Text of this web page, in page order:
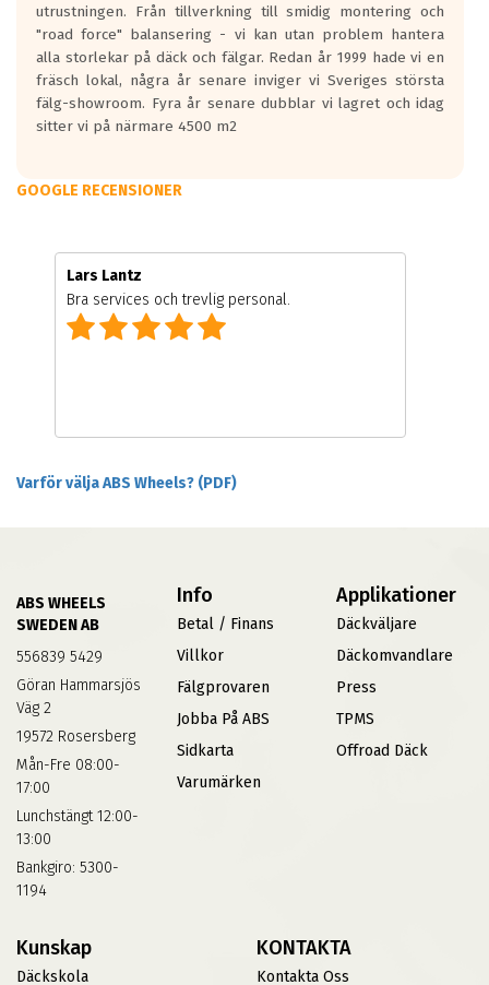
utrustningen. Från tillverkning till smidig montering och
"road force" balansering - vi kan utan problem hantera
alla storlekar på däck och fälgar. Redan år 1999 hade vi en
fräsch lokal, några år senare inviger vi Sveriges största
fälg-showroom. Fyra år senare dubblar vi lagret och idag
sitter vi på närmare 4500 m2
GOOGLE RECENSIONER
Lars Lantz
Bra services och trevlig personal.
Varför välja ABS Wheels? (PDF)
ABS WHEELS
SWEDEN AB
556839 5429
Göran Hammarsjös
Väg 2
19572 Rosersberg
Mån-Fre 08:00-
17:00
Lunchstängt 12:00-
13:00
Bankgiro: 5300-
1194
Info
Betal / Finans
Villkor
Fälgprovaren
Jobba På ABS
Sidkarta
Varumärken
Applikationer
Däckväljare
Däckomvandlare
Press
TPMS
Offroad Däck
Kunskap
Däckskola
KONTAKTA
Kontakta Oss